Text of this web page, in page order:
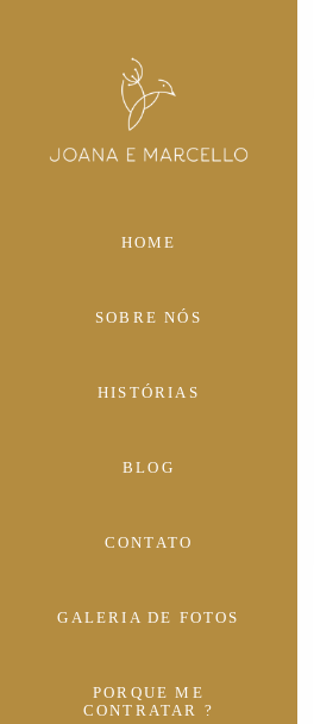
HOME
SOBRE NÓS
HISTÓRIAS
BLOG
CONTATO
GALERIA DE FOTOS
PORQUE ME
CONTRATAR ?